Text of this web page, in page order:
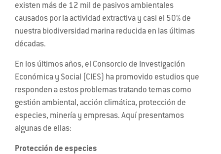
existen más de 12 mil de pasivos ambientales
causados por la actividad extractiva y casi el 50% de
nuestra biodiversidad marina reducida en las últimas
décadas.
En los últimos años, el Consorcio de Investigación
Económica y Social (CIES) ha promovido estudios que
responden a estos problemas tratando temas como
gestión ambiental, acción climática, protección de
especies, minería y empresas. Aquí presentamos
algunas de ellas:
Protección de especies